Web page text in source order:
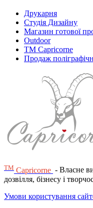
Друкарня
Студія Дизайну
Магазин готової
Outdoor
TM Capricorne
Продаж
ТМ Capricorne - Власне
дозвілля, бізнесу і
Умови користування